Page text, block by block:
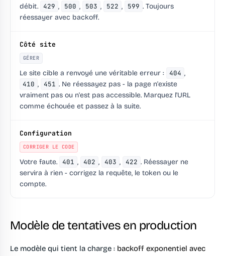
débit.
429 , 500 , 503 , 522 , 599 . Toujours
réessayer avec backoff.
Côté site
GÉRER
Le site cible a renvoyé une véritable erreur : 404 ,
410 , 451 . Ne réessayez pas - la page n'existe
vraiment pas ou n'est pas accessible. Marquez l'URL
comme échouée et passez à la suite.
Configuration
CORRIGER LE CODE
Votre faute. 401 , 402 , 403 , 422 . Réessayer ne
servira à rien - corrigez la requête, le token ou le
compte.
Modèle de tentatives en production
Le modèle qui tient la charge : backoff exponentiel avec